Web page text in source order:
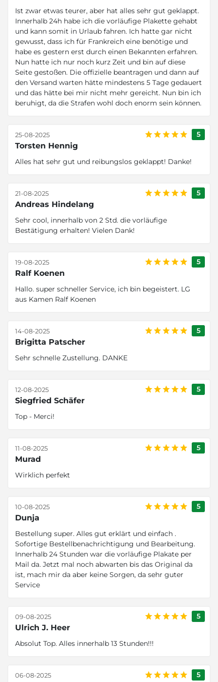
Ist zwar etwas teurer, aber hat alles sehr gut geklappt.
Innerhalb 24h habe ich die vorläufige Plakette gehabt
und kann somit in Urlaub fahren. Ich hatte gar nicht
gewusst, dass ich für Frankreich eine benötige und
habe es gestern erst durch einen Bekannten erfahren.
Nun hatte ich nur noch kurz Zeit und bin auf diese
Seite gestoßen. Die offizielle beantragen und dann auf
den Versand warten hätte mindestens 5 Tage gedauert
und das hätte bei mir nicht mehr gereicht. Nun bin ich
beruhigt, da die Strafen wohl doch enorm sein können.
5
Torsten Hennig
25-08-2025
Alles hat sehr gut und reibungslos geklappt! Danke!
5
Andreas Hindelang
21-08-2025
Sehr cool, innerhalb von 2 Std. die vorläufige
Bestätigung erhalten! Vielen Dank!
5
Ralf Koenen
19-08-2025
Hallo. super schneller Service, ich bin begeistert. LG
aus Kamen Ralf Koenen
5
Brigitta Patscher
14-08-2025
Sehr schnelle Zustellung. DANKE
5
Siegfried Schäfer
12-08-2025
Top - Merci!
5
Murad
11-08-2025
Wirklich perfekt
5
Dunja
10-08-2025
Bestellung super. Alles gut erklärt und einfach .
Sofortige Bestellbenachrichtigung und Bearbeitung.
Innerhalb 24 Stunden war die vorläufige Plakate per
Mail da. Jetzt mal noch abwarten bis das Original da
ist, mach mir da aber keine Sorgen, da sehr guter
Service
5
Ulrich J. Heer
09-08-2025
Absolut Top. Alles innerhalb 13 Stunden!!!
5
06-08-2025